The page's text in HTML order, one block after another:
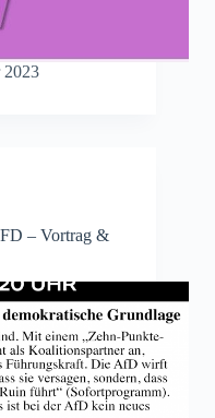
2023
– Vortrag &